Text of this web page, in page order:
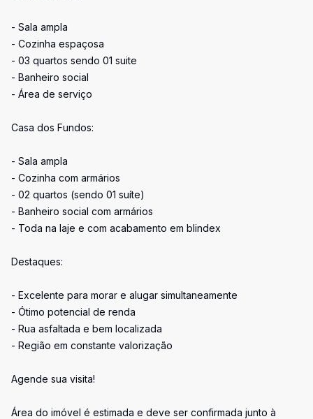
- Sala ampla
- Cozinha espaçosa
- 03 quartos sendo 01 suite
- Banheiro social
- Área de serviço
Casa dos Fundos:
- Sala ampla
- Cozinha com armários
- 02 quartos (sendo 01 suíte)
- Banheiro social com armários
- Toda na laje e com acabamento em blindex
Destaques:
- Excelente para morar e alugar simultaneamente
- Ótimo potencial de renda
- Rua asfaltada e bem localizada
- Região em constante valorização
Agende sua visita!
Área do imóvel é estimada e deve ser confirmada junto à